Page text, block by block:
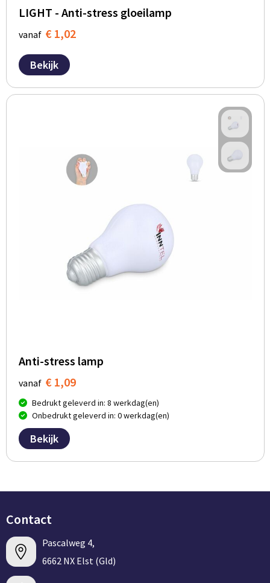
LIGHT - Anti-stress gloeilamp
vanaf € 1,02
Bekijk
Anti-stress lamp
vanaf € 1,09
Bedrukt geleverd in: 8 werkdag(en)
Onbedrukt geleverd in: 0 werkdag(en)
Bekijk
Contact
Pascalweg 4,
6662 NX Elst (Gld)